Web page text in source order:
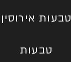
טבעות אירוסין
טבעות